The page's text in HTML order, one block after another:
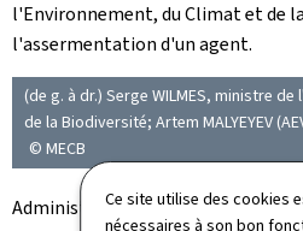
Ce site utilise des cookies
nécessaires à son bon
l'Environnement, du Climat et de
l'assermentation d'un agent.
(de g. à dr.) Serge WILMES, ministre
de la Biodiversité; Artem MALYEYEV
© MECB
Administration de